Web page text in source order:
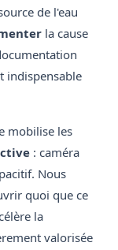
de l'eau
la cause
indispensable
mobilise les
: caméra
Nous
quoi que ce
la
valorisée